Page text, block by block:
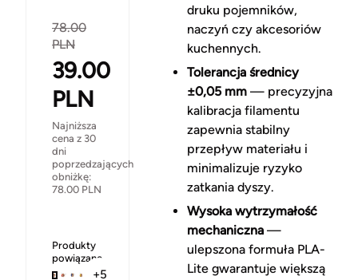
78.00
PLN
39.00
PLN
Najniższa
cena z 30
dni
poprzedzających
obniżkę:
78.00 PLN
Produkty
powiązane
+5
druku pojemników,
naczyń czy akcesoriów
kuchennych.
Tolerancja średnicy
±0,05 mm— precyzyjna
kalibracja filamentu
zapewnia stabilny
przepływ materiału i
minimalizuje ryzyko
zatkania dyszy.
Wysoka wytrzymałość
mechaniczna—
ulepszona formuła PLA-
Lite gwarantuje większą